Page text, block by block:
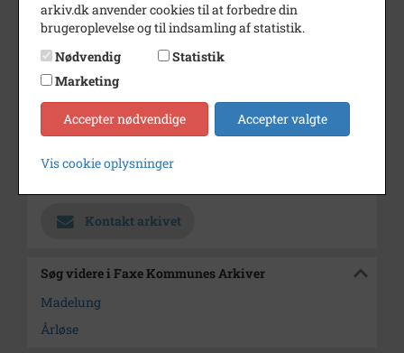
Fotograf
Pressefoto, Dagbladet
Størrelse
16x24
Se på kort
Type
Sogn (1000-2050)
Kontakt arkivet
Søg videre i Faxe Kommunes Arkiver
Madelung
Årløse
arkiv.dk anvender cookies til at forbedre din
brugeroplevelse og til indsamling af statistik.
Nødvendig
Statistik
Marketing
Accepter nødvendige Accepter valgte
Vis cookie oplysninger